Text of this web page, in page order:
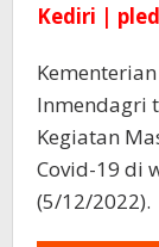
Kediri |
Inmendagri
Kegiatan
Covid-19 di
(5/12/2022).